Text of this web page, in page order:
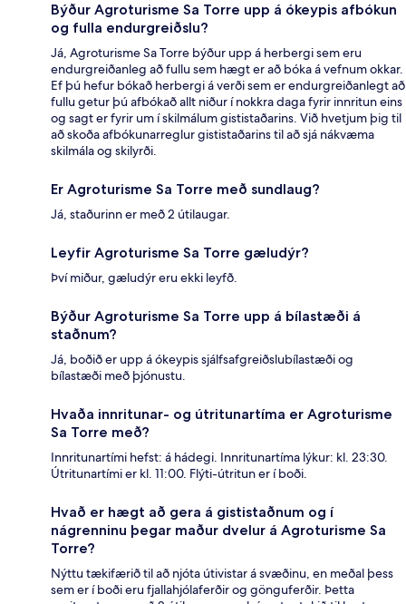
Býður Agroturisme Sa Torre upp á ókeypis afbókun
og fulla endurgreiðslu?
Já, Agroturisme Sa Torre býður upp á herbergi sem eru
endurgreiðanleg að fullu sem hægt er að bóka á vefnum okkar.
Ef þú hefur bókað herbergi á verði sem er endurgreiðanlegt að
fullu getur þú afbókað allt niður í nokkra daga fyrir innritun eins
og sagt er fyrir um í skilmálum gististaðarins. Við hvetjum þig til
að skoða afbókunarreglur gististaðarins til að sjá nákvæma
skilmála og skilyrði.
Er Agroturisme Sa Torre með sundlaug?
Já, staðurinn er með 2 útilaugar.
Leyfir Agroturisme Sa Torre gæludýr?
Því miður, gæludýr eru ekki leyfð.
Býður Agroturisme Sa Torre upp á bílastæði á
staðnum?
Já, boðið er upp á ókeypis sjálfsafgreiðslubílastæði og
bílastæði með þjónustu.
Hvaða innritunar- og útritunartíma er Agroturisme
Sa Torre með?
Innritunartími hefst: á hádegi. Innritunartíma lýkur: kl. 23:30.
Útritunartími er kl. 11:00. Flýti-útritun er í boði.
Hvað er hægt að gera á gististaðnum og í
nágrenninu þegar maður dvelur á Agroturisme Sa
Torre?
Nýttu tækifærið til að njóta útivistar á svæðinu, en meðal þess
sem er í boði eru fjallahjólaferðir og gönguferðir. Þetta